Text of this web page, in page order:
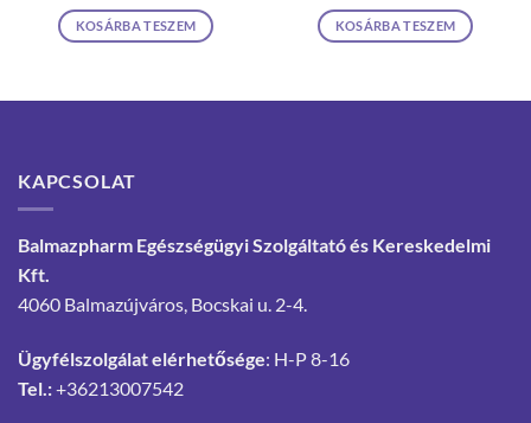
KOSÁRBA TESZEM KOSÁRBA TESZEM
KAPCSOLAT
Balmazpharm Egészségügyi Szolgáltató és Kereskedelmi
Kft.
4060 Balmazújváros, Bocskai u. 2-4.
Ügyfélszolgálat elérhetősége: H-P 8-16
Tel.:+36213007542